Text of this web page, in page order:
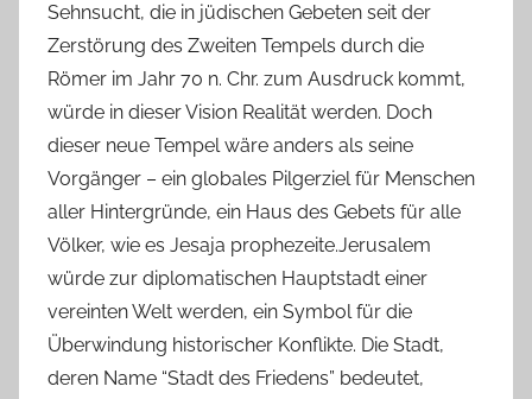
Sehnsucht, die in jüdischen Gebeten seit der
Zerstörung des Zweiten Tempels durch die
Römer im Jahr 70 n. Chr. zum Ausdruck kommt,
würde in dieser Vision Realität werden. Doch
dieser neue Tempel wäre anders als seine
Vorgänger – ein globales Pilgerziel für Menschen
aller Hintergründe, ein Haus des Gebets für alle
Völker, wie es Jesaja prophezeite.Jerusalem
würde zur diplomatischen Hauptstadt einer
vereinten Welt werden, ein Symbol für die
Überwindung historischer Konflikte. Die Stadt,
deren Name “Stadt des Friedens” bedeutet,